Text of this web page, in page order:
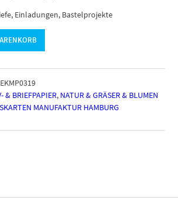
Einladungen, Bastelprojekte
& BRIEFPAPIER, NATUR & GRÄSER & BLUMEN
MANUFAKTUR HAMBURG